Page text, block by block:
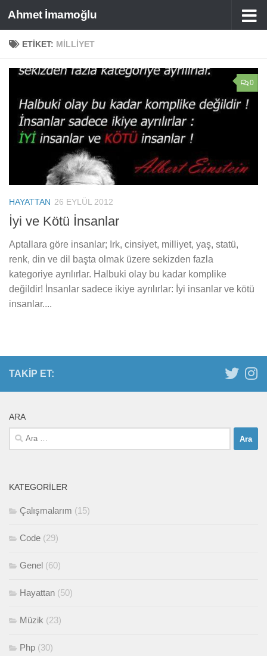
Skip to content
Ahmet İmamoğlu
ETIKET: MILLIYET
0
HAYATTAN 26 EYLÜL 2012
İyi ve Kötü İnsanlar
Aptallara göre insanlar; Irk, cinsiyet, milliyet, yaş, statü,
renk, din ve dil başta olmak üzere sekizden fazla
kategoriye ayrılırlar. Halbuki olay bu kadar komplike
değildir! İnsanlar sadece ikiye ayrılırlar: İyi insanlar ve kötü
insanlar....
TAKIP ET:
ARA
Arama:
KATEGORILER
Çalışmalarım (15)
Code (29)
Genel (60)
Hayattan (50)
Müzik (23)
Php (30)